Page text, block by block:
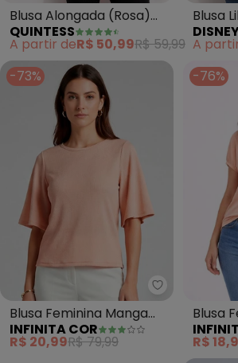
Blusa Alongada (Rosa)
com Barra
Arrendondada
QUINTESS
A partir deR$ 50,99R$ 59,99
Blusa
A
-73%
Infinita Cor -
Blusa Feminina Manga
Gôde Ampla (Rosa)
INFINITA COR
R$ 20,99R$ 79,99
-76%
Blusa
nas
R$